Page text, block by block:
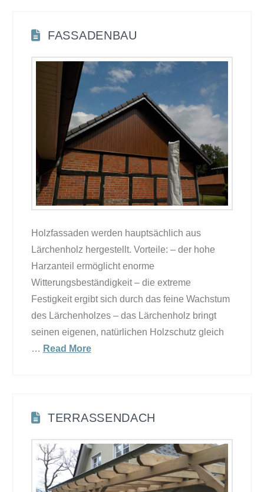
FASSADENBAU
Holzfassaden werden hauptsächlich aus
Lärchenholz hergestellt. Vorteile: – der hohe
Harzanteil ermöglicht enorme
Witterungsbeständigkeit – die extreme
Festigkeit ergibt sich durch das feine Wachstum
des Lärchenholzes – das Lärchenholz bringt
seinen eigenen, natürlichen Holzschutz gleich
… Read More
TERRASSENDACH